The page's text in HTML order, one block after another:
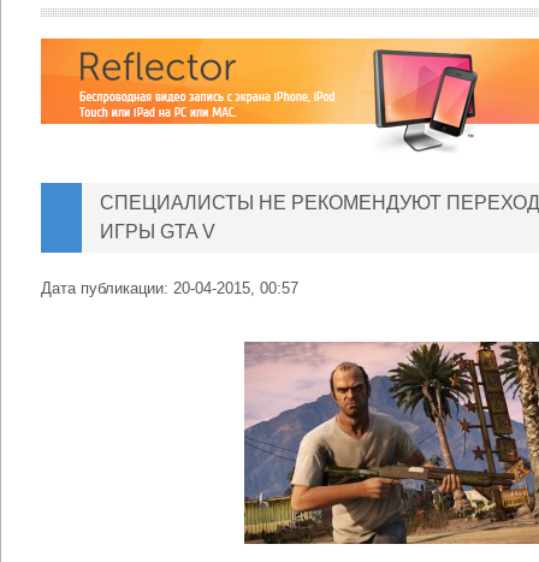
СПЕЦИАЛИСТЫ НЕ РЕКОМЕНДУЮТ
ИГРЫ GTA V
Дата публикации: 20-04-2015, 00:57